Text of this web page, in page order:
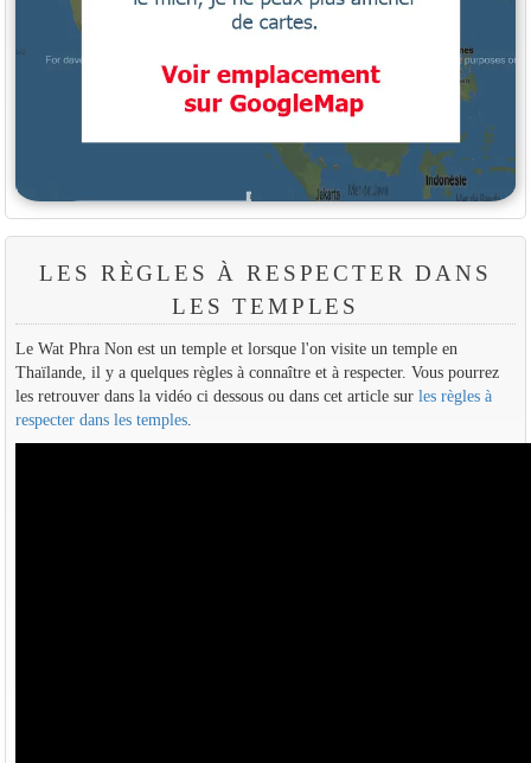
LES RÈGLES À RESPECTER DANS
LES TEMPLES
Le Wat Phra Non est un temple et lorsque l'on visite un temple en
Thaïlande, il y a quelques règles à connaître et à respecter. Vous pourrez
les retrouver dans la vidéo ci dessous ou dans cet article sur les règles à
respecter dans les temples.